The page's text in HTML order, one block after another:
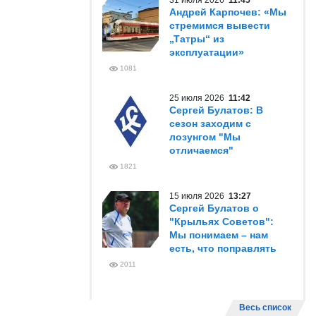
Андрей Карпочев: «Мы
стремимся вывести
„Татры“ из
эксплуатации»
1081
25 июля 2026 11:42
Сергей Булатов: В
сезон заходим с
лозунгом "Мы
отличаемся"
1821
15 июля 2026 13:27
Сергей Булатов о
"Крыльях Советов":
Мы понимаем – нам
есть, что поправлять
2011
Весь список